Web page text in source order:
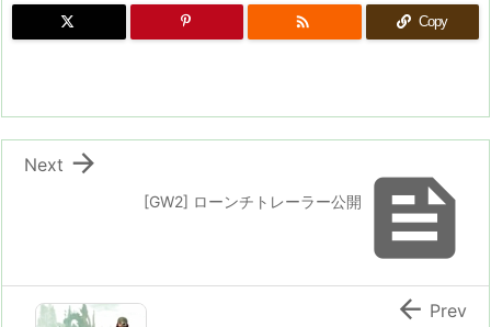
 Copy

[GW2] ローンチトレーラー公開

Next
 Prev